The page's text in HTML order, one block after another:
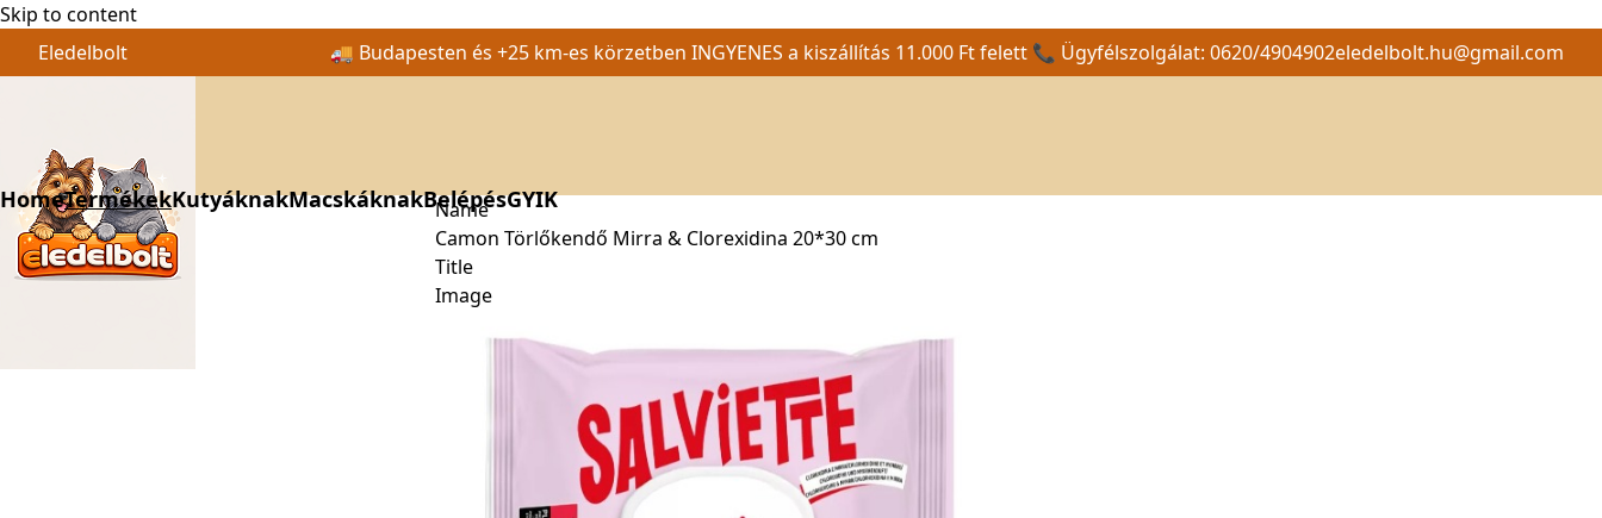
Skip to content
Eledelbolt
🚚 Budapesten és +25 km-es körzetben INGYENES a kiszállítás 11.000 Ft felett 📞 Ügyfélszolgálat: 0620/4904902eledelbolt.hu@gmail.com
HomeTermékekKutyáknakMacskáknakBelépésGYIK
Name
Camon Törlőkendő Mirra & Clorexidina 20*30 cm
Title
Image